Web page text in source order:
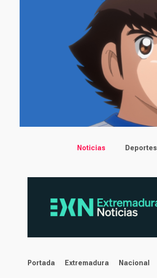
Main menu
Noticias Deportes
noticias
Portada Extremadura Nacional